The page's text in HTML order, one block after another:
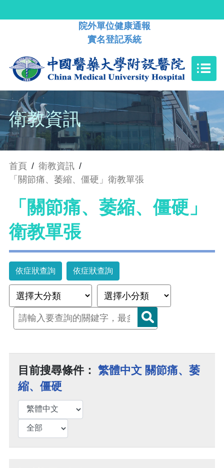
院外單位健康通報
實名登記系統
衛教資訊
首頁 / 衛教資訊 /
「關節痛、萎縮、僵硬」衛教單張
「關節痛、萎縮、僵硬」
衛教單張
依症狀查詢 依症狀查詢
目前搜尋條件： 繁體中文 關節痛、萎
縮、僵硬